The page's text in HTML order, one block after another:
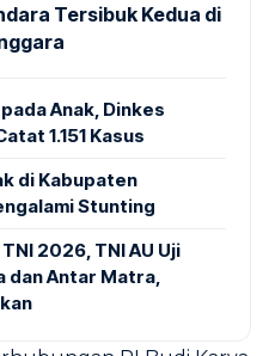
Tersibuk Kedua di
Anak, Dinkes
1.151 Kasus
di Kabupaten
Stunting
2026, TNI AU Uji
dan Antar Matra,